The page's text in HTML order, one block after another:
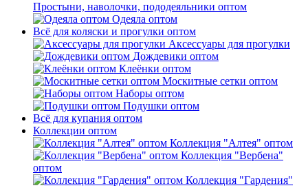
Простыни, наволочки, пододеяльники оптом
Одеяла оптом
Всё для коляски и прогулки оптом
Аксессуары для прогулки
Дождевики оптом
Клеёнки оптом
Москитные сетки оптом
Наборы оптом
Подушки оптом
Всё для купания оптом
Коллекции оптом
Коллекция "Алтея" оптом
Коллекция "Вербена"
оптом
Коллекция "Гардения"